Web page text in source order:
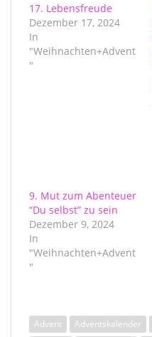
17. Lebensfreude
Dezember 17, 2024
In
"Weihnachten+Advent
"
9. Mut zum Abenteuer
“Du selbst” zu sein
Dezember 9, 2024
In
"Weihnachten+Advent
"
Advent Adventskalender